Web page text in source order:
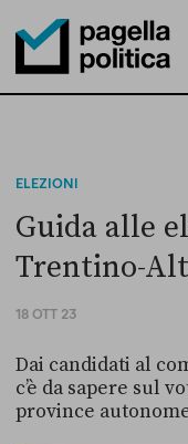
Pagella Politica Logo
ELEZIONI
Guida alle
Trentino-
18 OTT 23
Dai candidati al
c’è da sapere sul
province